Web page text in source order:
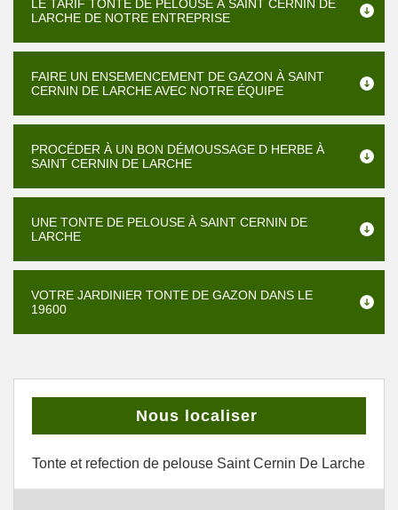
LE TARIF TONTE DE PELOUSE À SAINT CERNIN DE
LARCHE DE NOTRE ENTREPRISE
FAIRE UN ENSEMENCEMENT DE GAZON À SAINT
CERNIN DE LARCHE AVEC NOTRE ÉQUIPE
PROCÉDER À UN BON DÉMOUSSAGE D HERBE À
SAINT CERNIN DE LARCHE
UNE TONTE DE PELOUSE À SAINT CERNIN DE
LARCHE
VOTRE JARDINIER TONTE DE GAZON DANS LE
19600
Nous localiser
Tonte et refection de pelouse Saint Cernin De Larche